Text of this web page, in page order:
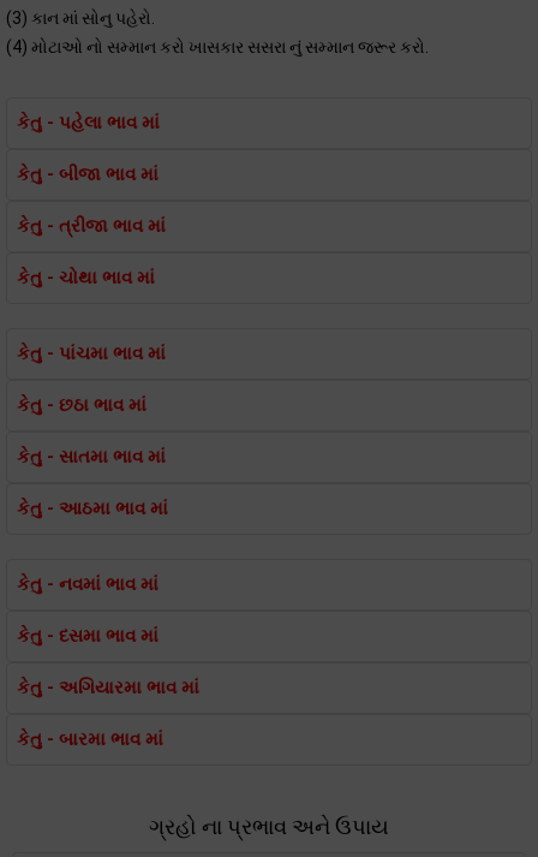
(3) કાન માં સોનુ પહેરો.
(4) મોટાઓ નો સમ્માન કરો ખાસકાર સસરા નું સમ્માન જરૂર કરો.
કેતુ - પહેલા ભાવ માં
કેતુ - બીજા ભાવ માં
કેતુ - ત્રીજા ભાવ માં
કેતુ - ચોથા ભાવ માં
કેતુ - પાંચમા ભાવ માં
કેતુ - છઠા ભાવ માં
કેતુ - સાતમા ભાવ માં
કેતુ - આઠમા ભાવ માં
કેતુ - નવમાં ભાવ માં
કેતુ - દસમા ભાવ માં
કેતુ - અગિયારમા ભાવ માં
કેતુ - બારમા ભાવ માં
ગ્રહો ના પ્રભાવ અને ઉપાય